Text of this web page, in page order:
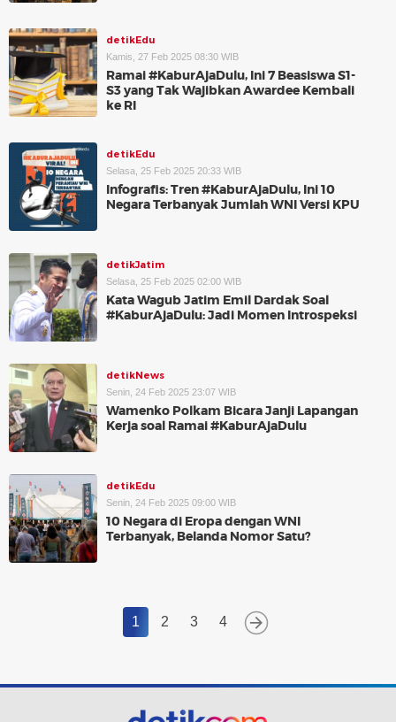
detikEdu
Kamis, 27 Feb 2025 08:30 WIB
Ramai #KaburAjaDulu, Ini 7 Beasiswa S1-
S3 yang Tak Wajibkan Awardee Kembali
ke RI
detikEdu
Selasa, 25 Feb 2025 20:33 WIB
Infografis: Tren #KaburAjaDulu, Ini 10
Negara Terbanyak Jumlah WNI Versi KPU
detikJatim
Selasa, 25 Feb 2025 02:00 WIB
Kata Wagub Jatim Emil Dardak Soal
#KaburAjaDulu: Jadi Momen Introspeksi
detikNews
Senin, 24 Feb 2025 23:07 WIB
Wamenko Polkam Bicara Janji Lapangan
Kerja soal Ramai #KaburAjaDulu
detikEdu
Senin, 24 Feb 2025 09:00 WIB
10 Negara di Eropa dengan WNI
Terbanyak, Belanda Nomor Satu?
1 2 3 4